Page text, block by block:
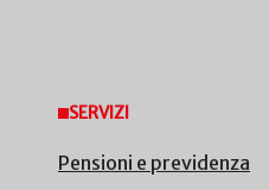
SERVIZI
Pensioni e previdenza